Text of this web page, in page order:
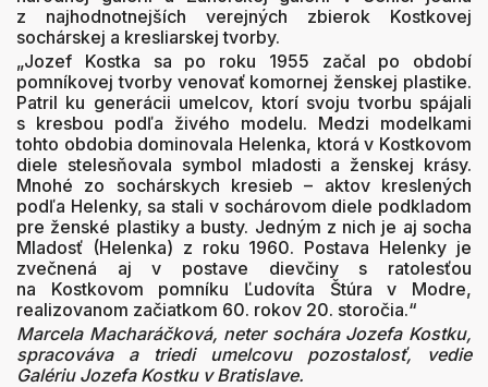
z najhodnotnejších verejných zbierok Kostkovej
sochárskej a kresliarskej tvorby.
„Jozef Kostka sa po roku 1955 začal po období
pomníkovej tvorby venovať komornej ženskej plastike.
Patril ku generácii umelcov, ktorí svoju tvorbu spájali
s kresbou podľa živého modelu. Medzi modelkami
tohto obdobia dominovala Helenka, ktorá v Kostkovom
diele stelesňovala symbol mladosti a ženskej krásy.
Mnohé zo sochárskych kresieb – aktov kreslených
podľa Helenky, sa stali v sochárovom diele podkladom
pre ženské plastiky a busty. Jedným z nich je aj socha
Mladosť (Helenka) z roku 1960. Postava Helenky je
zvečnená aj v postave dievčiny s ratolesťou
na Kostkovom pomníku Ľudovíta Štúra v Modre,
realizovanom začiatkom 60. rokov 20. storočia.“
Marcela Macharáčková, neter sochára Jozefa Kostku,
spracováva a triedi umelcovu pozostalosť, vedie
Galériu Jozefa Kostku v Bratislave.